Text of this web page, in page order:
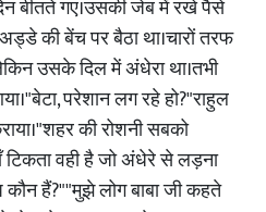
बीतते गए।उसकी जेब में रखे पैसे
की बेंच पर बैठा था।चारों तरफ
उसके दिल में अंधेरा था।तभी
परेशान लग रहे हो?"राहुल
की रोशनी सबको
वही है जो अंधेरे से लड़ना
हैं?""मुझे लोग बाबा जी कहते